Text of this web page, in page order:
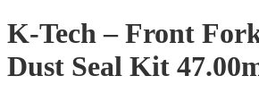
K-Tech – Front
Dust Seal Kit